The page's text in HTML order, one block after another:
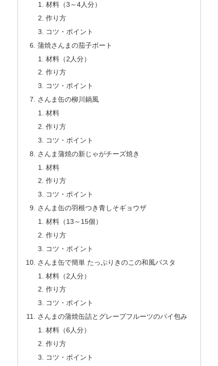
材料（3～4人分）
作り方
コツ・ポイント
蒲焼さんまの茄子ボート
材料（2人分）
作り方
コツ・ポイント
さんま缶の柳川鍋風
材料
作り方
コツ・ポイント
さんま蒲焼の新じゃがチーズ焼き
材料
作り方
コツ・ポイント
さんま缶の羽根つき青しそギョウザ
材料（13～15個）
作り方
コツ・ポイント
さんま缶で簡単 たっぷりきのこの和風パスタ
材料（2人分）
作り方
コツ・ポイント
さんまの蒲焼缶詰とグレープフルーツのパイ包み
材料（6人分）
作り方
コツ・ポイント